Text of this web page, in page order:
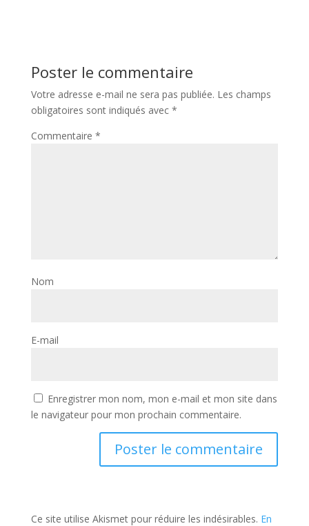
Poster le commentaire
Votre adresse e-mail ne sera pas publiée. Les champs
obligatoires sont indiqués avec *
Commentaire *
Nom
E-mail
Enregistrer mon nom, mon e-mail et mon site dans
le navigateur pour mon prochain commentaire.
Ce site utilise Akismet pour réduire les indésirables. En